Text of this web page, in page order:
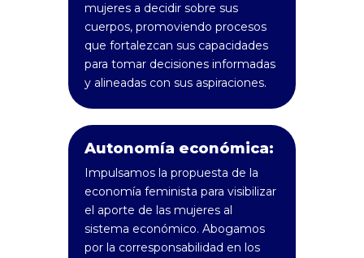
mujeres a decidir sobre sus
cuerpos, promoviendo procesos
que fortalezcan sus capacidades
para tomar decisiones informadas
y alineadas con sus aspiraciones.
Autonomía económica:
Impulsamos la propuesta de la
economía feminista para visibilizar
el aporte de las mujeres al
sistema económico. Abogamos
por la corresponsabilidad en los